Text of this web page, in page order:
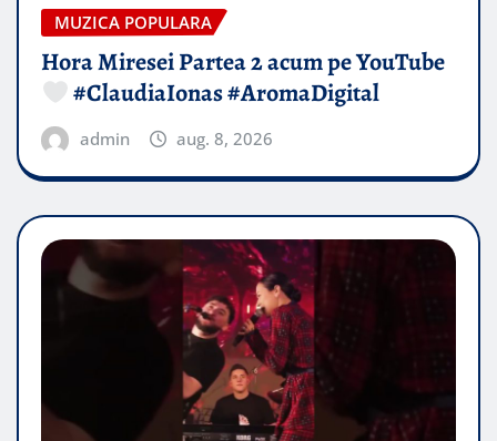
MUZICA POPULARA
Hora Miresei Partea 2 acum pe YouTube
#ClaudiaIonas #AromaDigital
admin aug. 8, 2026